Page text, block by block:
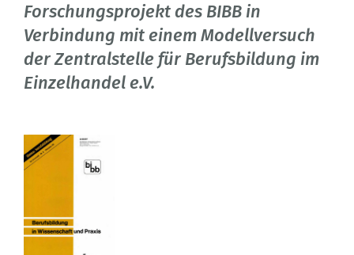
Forschungsprojekt des BIBB in
Verbindung mit einem Modellversuch
der Zentralstelle für Berufsbildung im
Einzelhandel e.V.